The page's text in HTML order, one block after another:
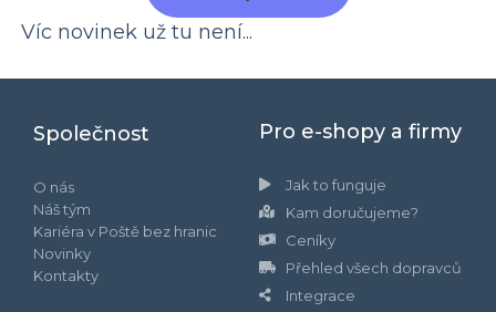
Víc novinek už tu není...
Společnost
O nás
Náš tým
Kariéra v Poště bez hranic
Novinky
Kontakty
Pro e-shopy a firmy
Jak to funguje
Kam doručujeme?
Ceníky
Přehled všech dopravců
Integrace